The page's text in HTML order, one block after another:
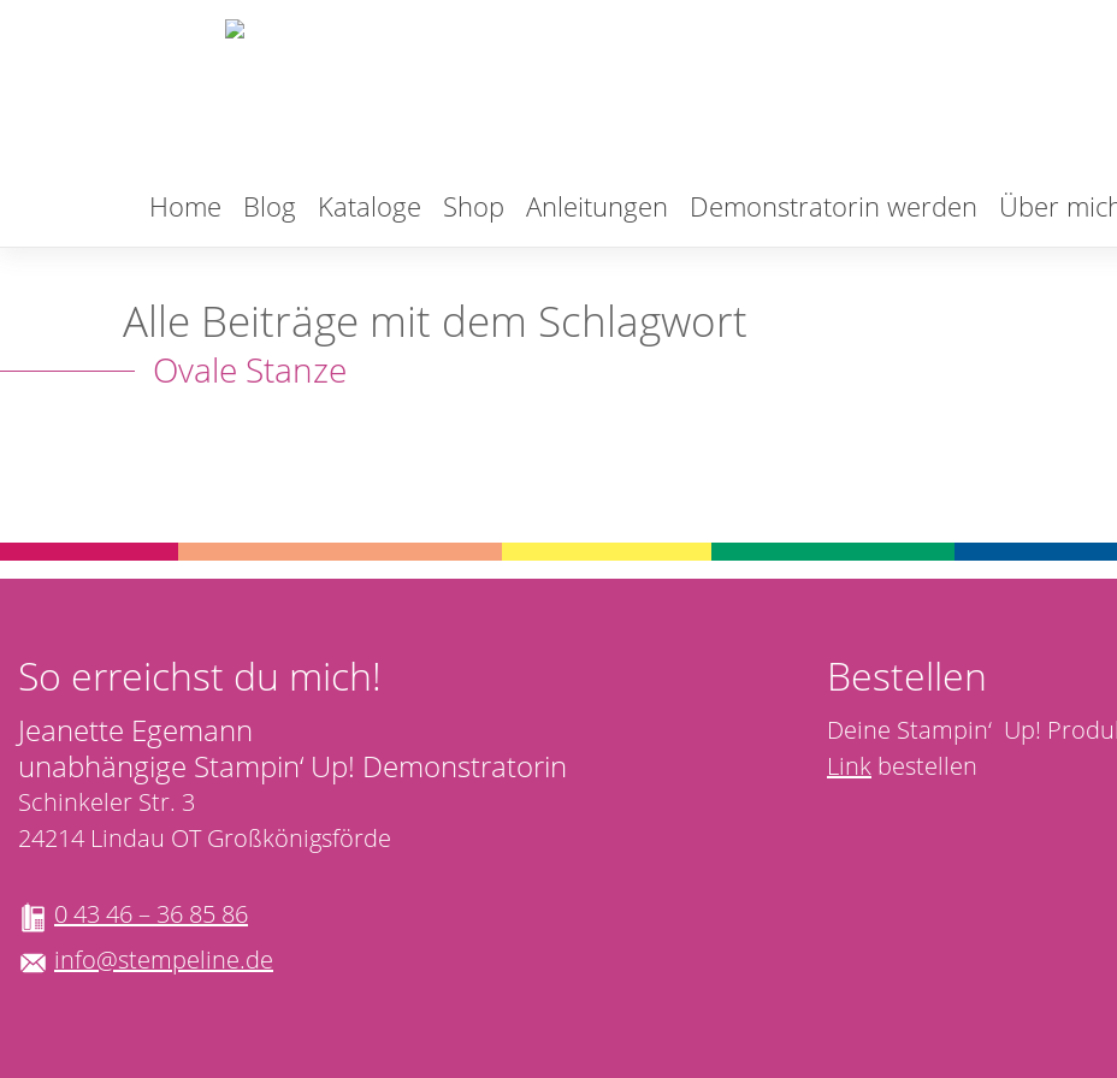
Home Blog Kataloge Shop Anleitungen Demonstratorin werden Über
Alle Beiträge mit dem Schlagwort
Ovale Stanze
So erreichst du mich!
Jeanette Egemann
unabhängige Stampin‘ Up! Demonstratorin
Schinkeler Str. 3
24214 Lindau OT Großkönigsförde
0 43 46 – 36 85 86
info@stempeline.de
Bestellen
Deine Stampin‘ Up!
Link bestellen